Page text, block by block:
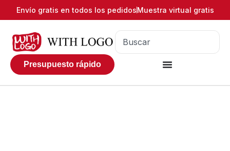
Envío gratis en todos los pedidosMuestra virtual gratis
Presupuesto rápido